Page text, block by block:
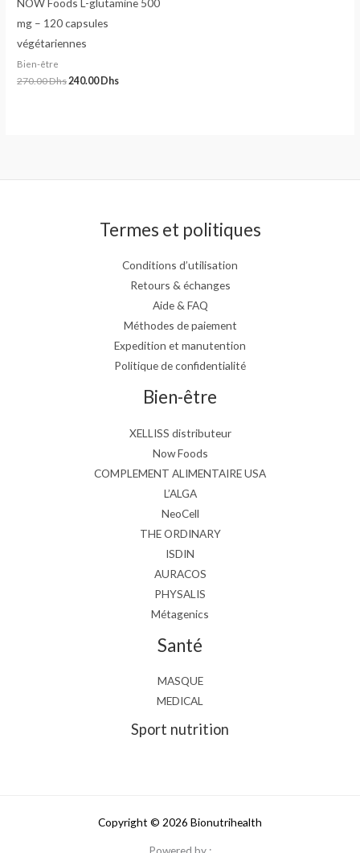
mg – 120 capsules
végétariennes
Bien-être
270.00Dhs240.00 Dhs
Termes et politiques
Conditions d’utilisation
Retours & échanges
Aide & FAQ
Méthodes de paiement
Expedition et manutention
Politique de confidentialité
Bien-être
XELLISS distributeur
Now Foods
COMPLEMENT ALIMENTAIRE USA
L’ALGA
NeoCell
THE ORDINARY
ISDIN
AURACOS
PHYSALIS
Métagenics
Santé
MASQUE
MEDICAL
Sport nutrition
Copyright © 2026 Bionutrihealth
Powered by :